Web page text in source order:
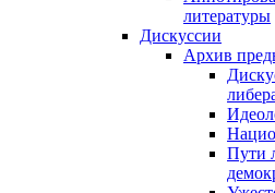
литературы
Дискуссии
Архив
Пути